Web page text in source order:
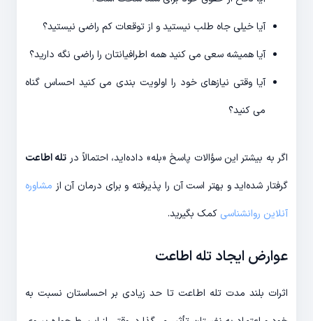
آیا خیلی جاه طلب نیستید و از توقعات کم راضی نیستید؟
آیا همیشه سعی می کنید همه اطرافیانتان را راضی نگه دارید؟
آیا وقتی نیازهای خود را اولویت بندی می کنید احساس گناه
می کنید؟
اگر به بیشتر این سؤالات پاسخ «بله» داده‌اید، احتمالاً در تله اطاعت
گرفتار شده‌اید و بهتر است آن را پذیرفته و برای درمان آن از مشاوره
آنلاین روانشناسی کمک بگیرید.
عوارض ایجاد تله اطاعت
اثرات بلند مدت تله اطاعت تا حد زیادی بر احساستان نسبت به